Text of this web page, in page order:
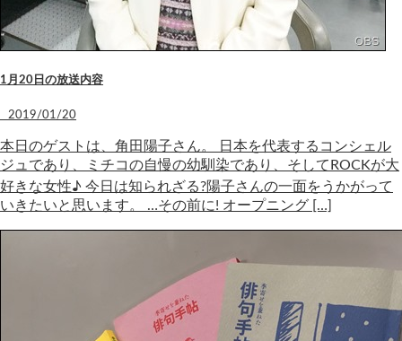
1月20日の放送内容
2019/01/20
本日のゲストは、角田陽子さん。 日本を代表するコンシェル
ジュであり、ミチコの自慢の幼馴染であり、そしてROCKが大
好きな女性♪ 今日は知られざる?陽子さんの一面をうかがって
いきたいと思います。 …その前に! オープニング […]